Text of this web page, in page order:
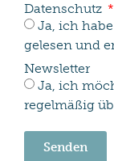
Datenschutz
Ja, ich
gelesen und
Newsletter
Ja, ich
regelmäßig
Senden